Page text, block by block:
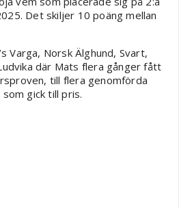
Det skiljer 10 poäng mellan
Varga, Norsk Älghund, Svart,
där Mats flera gånger fått
till flera genomförda
gick till pris.